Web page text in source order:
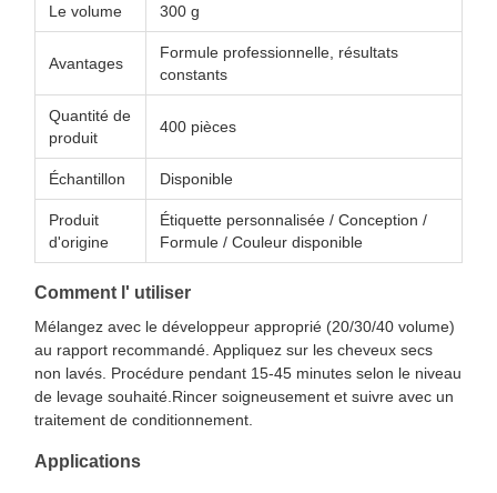
Le volume 300 g
Avantages
Formule professionnelle, résultats
constants
Quantité de
produit
400 pièces
Échantillon Disponible
Produit
d'origine
Étiquette personnalisée / Conception /
Formule / Couleur disponible
Comment l' utiliser
Mélangez avec le développeur approprié (20/30/40 volume)
au rapport recommandé. Appliquez sur les cheveux secs
non lavés. Procédure pendant 15-45 minutes selon le niveau
de levage souhaité.Rincer soigneusement et suivre avec un
traitement de conditionnement.
Applications